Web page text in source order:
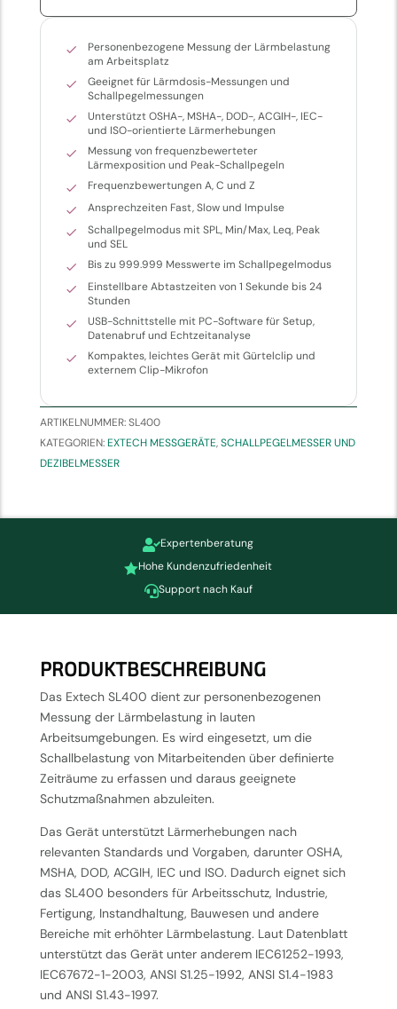
Personenbezogene Messung der Lärmbelastung
am Arbeitsplatz
Geeignet für Lärmdosis-Messungen und
Schallpegelmessungen
Unterstützt OSHA-, MSHA-, DOD-, ACGIH-, IEC-
und ISO-orientierte Lärmerhebungen
Messung von frequenzbewerteter
Lärmexposition und Peak-Schallpegeln
Frequenzbewertungen A, C und Z
Ansprechzeiten Fast, Slow und Impulse
Schallpegelmodus mit SPL, Min/Max, Leq, Peak
und SEL
Bis zu 999.999 Messwerte im Schallpegelmodus
Einstellbare Abtastzeiten von 1 Sekunde bis 24
Stunden
USB-Schnittstelle mit PC-Software für Setup,
Datenabruf und Echtzeitanalyse
Kompaktes, leichtes Gerät mit Gürtelclip und
externem Clip-Mikrofon
ARTIKELNUMMER:SL400
KATEGORIEN:EXTECH MESSGERÄTE,SCHALLPEGELMESSER UND
DEZIBELMESSER
Expertenberatung
Hohe Kundenzufriedenheit
Support nach Kauf
PRODUKTBESCHREIBUNG
Das Extech SL400 dient zur personenbezogenen
Messung der Lärmbelastung in lauten
Arbeitsumgebungen. Es wird eingesetzt, um die
Schallbelastung von Mitarbeitenden über definierte
Zeiträume zu erfassen und daraus geeignete
Schutzmaßnahmen abzuleiten.
Das Gerät unterstützt Lärmerhebungen nach
relevanten Standards und Vorgaben, darunter OSHA,
MSHA, DOD, ACGIH, IEC und ISO. Dadurch eignet sich
das SL400 besonders für Arbeitsschutz, Industrie,
Fertigung, Instandhaltung, Bauwesen und andere
Bereiche mit erhöhter Lärmbelastung. Laut Datenblatt
unterstützt das Gerät unter anderem IEC61252-1993,
IEC67672-1-2003, ANSI S1.25-1992, ANSI S1.4-1983
und ANSI S1.43-1997.